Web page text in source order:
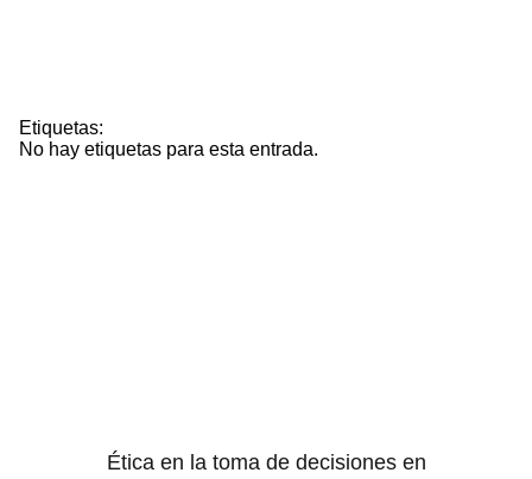
Etiquetas:
No hay etiquetas para esta entrada.
Ética en la toma de decisiones en